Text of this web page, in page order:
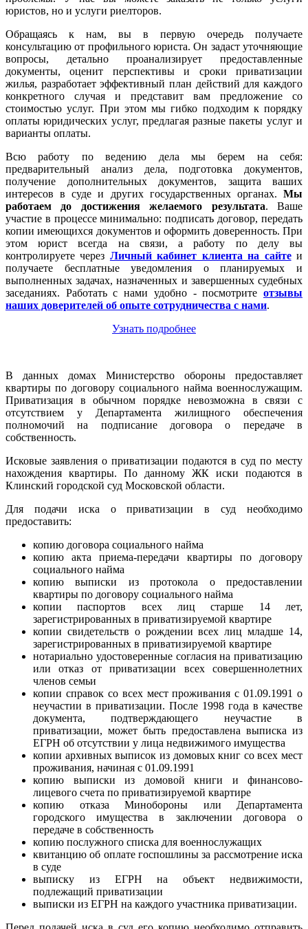
юристов, но и услуги риелторов.
Обращаясь к нам, вы в первую очередь получаете
консультацию от профильного юриста. Он задаст уточняющие
вопросы, детально проанализирует предоставленные
документы, оценит перспективы и сроки приватизации
жилья, разработает эффективный план действий для каждого
конкретного случая и представит вам предложение со
стоимостью услуг. При этом мы гибко подходим к порядку
оплаты юридических услуг, предлагая разные пакеты услуг и
варианты оплаты.
Всю работу по ведению дела мы берем на себя:
предварительный анализ дела, подготовка документов,
получение дополнительных документов, защита ваших
интересов в суде и других государственных органах. Мы
работаем
до достижения желаемого результата. Ваше
участие в процессе минимально: подписать договор, передать
копии имеющихся документов и оформить доверенность. При
этом юрист всегда на связи, а работу по делу вы
контролируете через Личный кабинет клиента на сайтеи
получаете бесплатные уведомления о планируемых и
выполненных задачах, назначенных и завершенных судебных
заседаниях. Работать с нами удобно - посмотрите отзывы
наших доверителей об опыте сотрудничества с нами.
Узнать подробнее
В данных домах Министерство обороны предоставляет
квартиры по договору социального найма военнослужащим.
Приватизация в обычном порядке невозможна в связи с
отсутствием у Департамента жилищного обеспечения
полномочий на подписание договора о передаче в
собственность.
Исковые заявления о приватизации подаются в суд по месту
нахождения квартиры. По данному ЖК иски подаются в
Клинский городской суд Московской области.
Для подачи иска о приватизации в суд необходимо
предоставить:
копию договора социального найма
копию акта приема-передачи квартиры по договору
социального найма
копию выписки из протокола о предоставлении
квартиры по договору социального найма
копии паспортов всех лиц старше 14 лет,
зарегистрированных в приватизируемой квартире
копии свидетельств о рождении всех лиц младше 14,
зарегистрированных в приватизируемой квартире
нотариально удостоверенные согласия на приватизацию
или отказ от приватизации всех совершеннолетних
членов семьи
копии справок со всех мест проживания с 01.09.1991 о
неучастии в приватизации. После 1998 года в качестве
документа, подтверждающего неучастие в
приватизации, может быть предоставлена выписка из
ЕГРН об отсутствии у лица недвижимого имущества
копии архивных выписок из домовых книг со всех мест
проживания, начиная с 01.09.1991
копию выписки из домовой книги и финансово-
лицевого счета по приватизируемой квартире
копию отказа Минобороны или Департамента
городского имущества в заключении договора о
передаче в собственность
копию послужного списка для военнослужащих
квитанцию об оплате госпошлины за рассмотрение иска
в суде
выписку из ЕГРН на объект недвижимости,
подлежащий приватизации
выписки из ЕГРН на каждого участника приватизации.